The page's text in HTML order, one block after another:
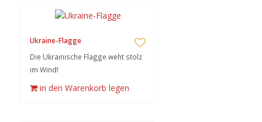
Ukraine-Flagge
Die Ukrainische Flagge weht stolz
im Wind!
in den Warenkorb legen